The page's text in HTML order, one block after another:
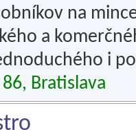
na
a
i
Bratislava